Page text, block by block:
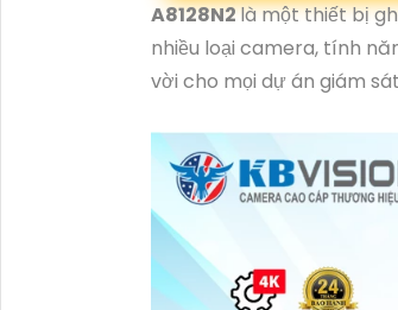
A8128N2là một thiết bị
nhiều loại camera, tính
vời cho mọi dự án giám